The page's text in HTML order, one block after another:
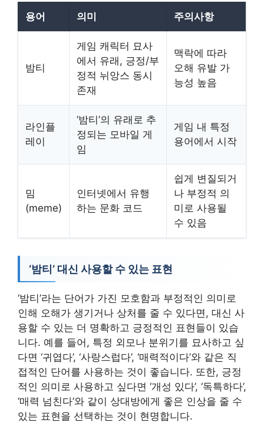
용어 의미 주의사항
밤티
게임 캐릭터 묘사
에서 유래, 긍정/부
정적 뉘앙스 동시
존재
맥락에 따라
오해 유발 가
능성 높음
라인플
레이
‘밤티’의 유래로 추
정되는 모바일 게
임
게임 내 특정
용어에서 시작
밈
(meme)
인터넷에서 유행
하는 문화 코드
쉽게 변질되거
나 부정적 의
미로 사용될
수 있음
‘밤티’ 대신 사용할 수 있는 표현
‘밤티’라는 단어가 가진 모호함과 부정적인 의미로
인해 오해가 생기거나 상처를 줄 수 있다면, 대신 사
용할 수 있는 더 명확하고 긍정적인 표현들이 있습
니다. 예를 들어, 특정 외모나 분위기를 묘사하고 싶
다면 ‘귀엽다’, ‘사랑스럽다’, ‘매력적이다’와 같은 직
접적인 단어를 사용하는 것이 좋습니다. 또한, 긍정
적인 의미로 사용하고 싶다면 ‘개성 있다’, ‘독특하다’,
‘매력 넘친다’와 같이 상대방에게 좋은 인상을 줄 수
있는 표현을 선택하는 것이 현명합니다.